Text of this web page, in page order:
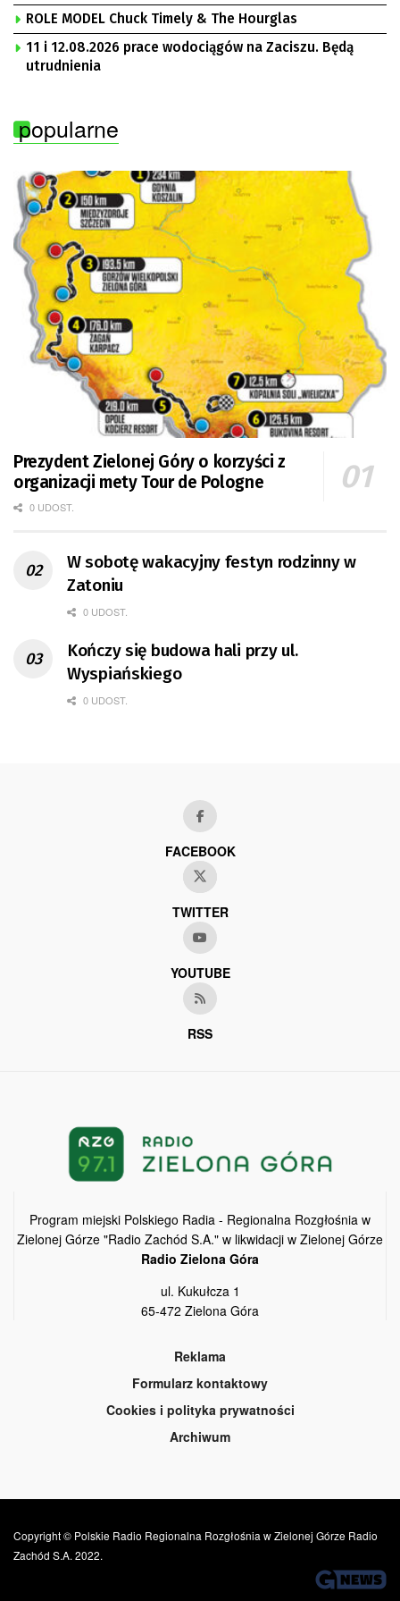
ROLE MODEL Chuck Timely & The Hourglas
11 i 12.08.2026 prace wodociągów na Zaciszu. Będą
utrudnienia
popularne
Prezydent Zielonej Góry o korzyści z
organizacji mety Tour de Pologne
0 UDOST.
W sobotę wakacyjny festyn rodzinny w
Zatoniu
0 UDOST.
Kończy się budowa hali przy ul.
Wyspiańskiego
0 UDOST.
FACEBOOK
TWITTER
YOUTUBE
RSS
Program miejski Polskiego Radia - Regionalna Rozgłośnia w
Zielonej Górze "Radio Zachód S.A." w likwidacji w Zielonej Górze
Radio Zielona Góra
ul. Kukułcza 1
65-472 Zielona Góra
Reklama
Formularz kontaktowy
Cookies i polityka prywatności
Archiwum
Copyright © Polskie Radio Regionalna Rozgłośnia w Zielonej Górze Radio
Zachód S.A. 2022.